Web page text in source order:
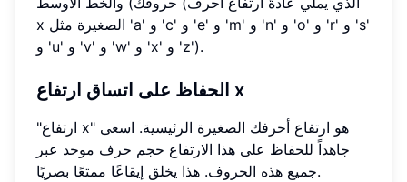
x الصغيرة مثل 'a' و 'c' و 'e' و 'm' و 'n' و 'o' و 'r' و 's'
و 'u' و 'v' و 'w' و 'x' و 'z').
الحفاظ على اتساق ارتفاع x
"ارتفاع x" هو ارتفاع أحرفك الصغيرة الرئيسية. اسعى
جاهداً للحفاظ على هذا الارتفاع حجم حرف موحد عبر
جميع هذه الحروف. هذا يخلق إيقاعًا ممتعًا بصريًا.